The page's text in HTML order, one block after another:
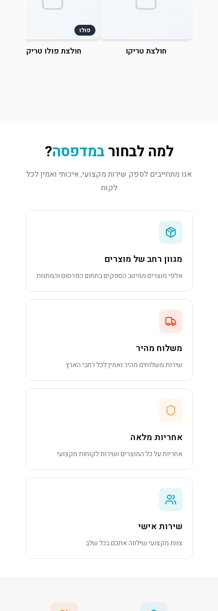
חולצת טריקו
פולו
חולצת פולו טריקו
למה לבחורבמדפסה?
אנו מתחייבים לספק שירות מקצועי, איכותי ואמין לכל
לקוח
מגוון רחב של מוצרים
אלפי מוצרים ממיטב הספקים בתחום הפרסום והמתנות
משלוח מהיר
שירות משלוחים מהיר ואמין לכל רחבי הארץ
אחריות מלאה
אחריות על כל המוצרים ושירות לקוחות מקצועי
שירות אישי
צוות מקצועי שילווה אתכם בכל שלב